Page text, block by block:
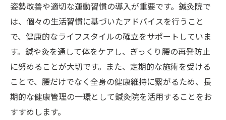
姿勢改善や適切な運動習慣の導入が重要です。鍼灸院で
は、個々の生活習慣に基づいたアドバイスを行うこと
で、健康的なライフスタイルの確立をサポートしていま
す。鍼や灸を通して体をケアし、ぎっくり腰の再発防止
に努めることが大切です。また、定期的な施術を受ける
ことで、腰だけでなく全身の健康維持に繋がるため、長
期的な健康管理の一環として鍼灸院を活用することをお
すすめします。